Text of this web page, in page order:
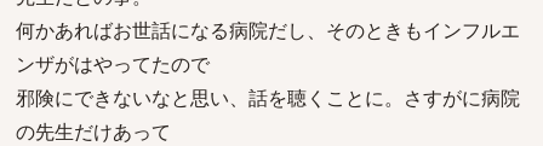
何かあればお世話になる病院だし、そのときもインフルエ
ンザがはやってたので
邪険にできないなと思い、話を聴くことに。さすがに病院
の先生だけあって